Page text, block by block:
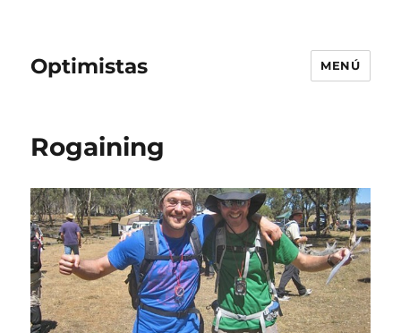
Optimistas MENÚ
Rogaining